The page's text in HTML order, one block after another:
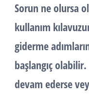
Sorun ne olursa
kullanım
giderme
başlangıç
devam ederse